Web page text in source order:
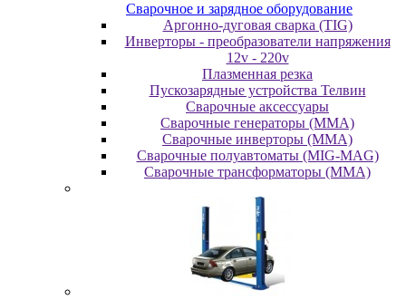
Cвapoчнoe и зарядное оборудование
Аргонно-дуговая сварка (TIG)
Инверторы - преобразователи напряжения
12v - 220v
Плазменная резка
Пускозарядные устройства Телвин
Сварочные аксессуары
Сварочные генераторы (MMA)
Сварочные инверторы (MMA)
Сварочные полуавтоматы (MIG-MAG)
Сварочные трансформаторы (MMA)